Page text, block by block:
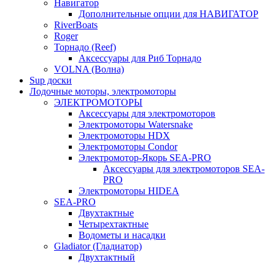
Навигатор
Дополнительные опции для НАВИГАТОР
RiverBoats
Roger
Торнадо (Reef)
Аксессуары для Риб Торнадо
VOLNA (Волна)
Sup доски
Лодочные моторы, электромоторы
ЭЛЕКТРОМОТОРЫ
Аксессуары для электромоторов
Электромоторы Watersnake
Электромоторы HDX
Электромоторы Condor
Электромотор-Якорь SEA-PRO
Аксессуары для электромоторов SEA-
PRO
Электромоторы HIDEA
SEA-PRO
Двухтактные
Четырехтактные
Водометы и насадки
Gladiator (Гладиатор)
Двухтактный